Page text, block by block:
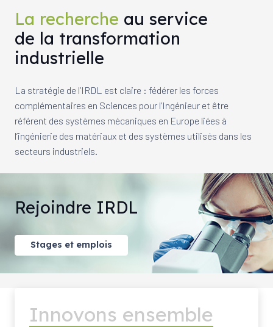
La recherche au service
de la transformation
industrielle
La stratégie de l’IRDL est claire : fédérer les forces
complémentaires en Sciences pour l’Ingénieur et être
référent des systèmes mécaniques en Europe liées à
l’ingénierie des matériaux et des systèmes utilisés dans les
secteurs industriels.
Rejoindre IRDL
Stages et emplois
Innovons ensemble